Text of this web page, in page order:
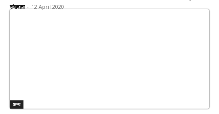
संवादाता - 12 April 2020
अन्य